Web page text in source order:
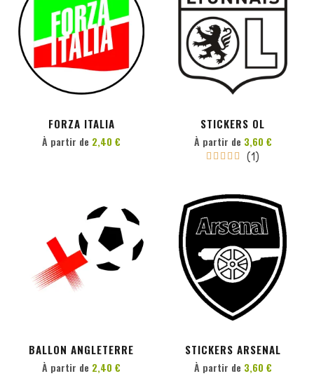
FORZA ITALIA
PERSONNALISER
À partir de 2,40 €
STICKERS OL
     (1)
PERSONNALISER
À partir de 3,60 €
BALLON ANGLETERRE
À partir de 2,40 €
STICKERS ARSENAL
PERSONNALISER
À partir de 3,60 €